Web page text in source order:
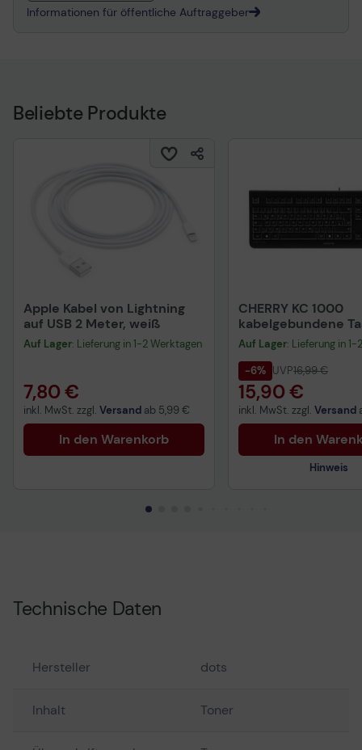
Informationen für öffentliche Auftraggeber
Beliebte Produkte
Apple Kabel von Lightning
auf USB 2 Meter, weiß
Auf Lager: Lieferung in 1-2 Werktagen
7,80 €
inkl. MwSt. zzgl. Versand ab 5,99 €
In den Warenkorb
CHERRY KC 1000
kabelgebundene
QWERTZ DE -
Auf Lager: Lieferung in
-6% UVP16,99 €
15,90 €
inkl. MwSt. zzgl. Versand
In den
Hinweis
Technische Daten
Hersteller dots
Inhalt Toner